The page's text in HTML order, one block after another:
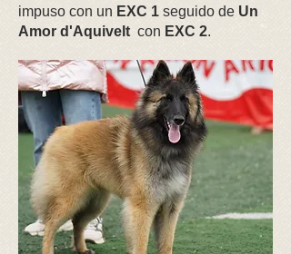
impuso con un EXC 1 seguido de Un
Amor d'Aquiveltcon EXC 2.